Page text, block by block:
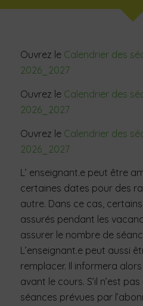
Ouvrez le Calendrier des
2026_2027
Ouvrez le Calendrier des
2026_2027
Ouvrez le Calendrier des
2026_2027
L’ enseignant.e peut être
certaines dates pour des
autre. Dans ce cas,
assurés pendant les
assurer le nombre de
L’enseignant.e peut aussi
remplacer. Il informera
avant le cours. S’il n’est
séances prévues par